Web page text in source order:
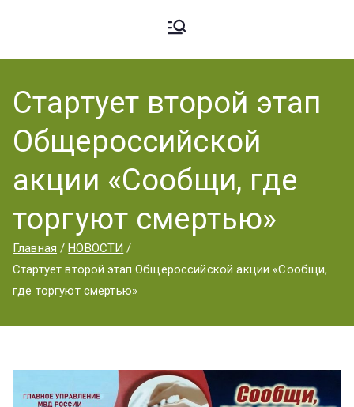
Ардато
вский
Аграрн
ый
Техник
ум
аграрный
техникум».
Стартует второй этап
Общероссийской
акции «Сообщи, где
торгуют смертью»
Главная
НОВОСТИ
Стартует второй этап Общероссийской акции «Сообщи,
где торгуют смертью»